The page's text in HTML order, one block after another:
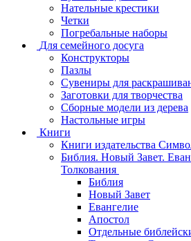
Нательные крестики
Четки
Погребальные наборы
Для семейного досуга
Конструкторы
Пазлы
Сувениры для
Заготовки для творчества
Сборные модели из дерева
Настольные игры
Книги
Книги издательства
Библия. Новый Завет.
Толкования
Библия
Новый Завет
Евангелие
Апостол
Отдельные